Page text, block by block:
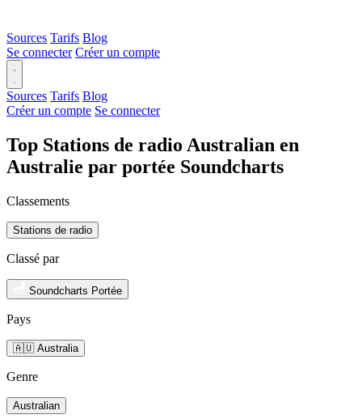
Sources Tarifs Blog
Se connecter Créer un compte
Sources Tarifs Blog
Créer un compte Se connecter
Top Stations de radio Australian en
Australie par portée Soundcharts
Classements
Stations de radio
Classé par
Soundcharts Portée
Pays
🇦🇺 Australia
Genre
Australian